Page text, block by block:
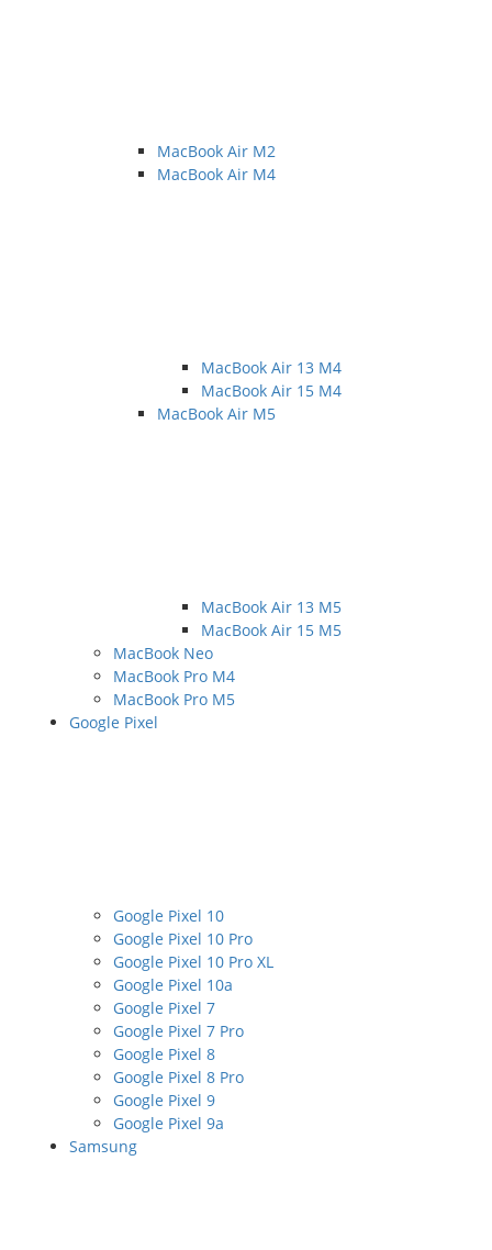
MacBook Air M2
MacBook Air M4
MacBook Air 13 M4
MacBook Air 15 M4
MacBook Air M5
MacBook Air 13 M5
MacBook Air 15 M5
MacBook Neo
MacBook Pro M4
MacBook Pro M5
Google Pixel
Google Pixel 10
Google Pixel 10 Pro
Google Pixel 10 Pro XL
Google Pixel 10a
Google Pixel 7
Google Pixel 7 Pro
Google Pixel 8
Google Pixel 8 Pro
Google Pixel 9
Google Pixel 9a
Samsung